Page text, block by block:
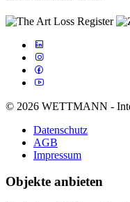
© 2026 WETTMANN -
Datenschutz
AGB
Impressum
Objekte anbieten